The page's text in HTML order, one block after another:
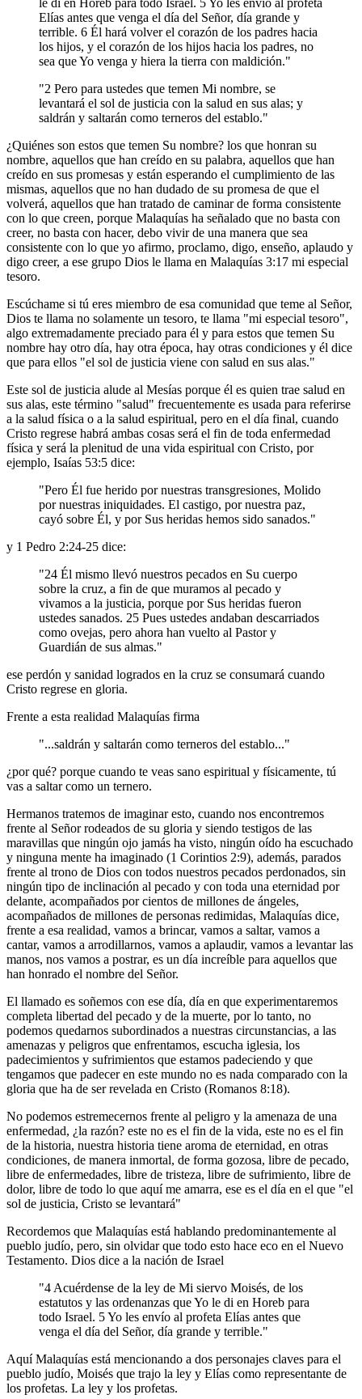
Elías antes que venga el día del Señor, día grande y
terrible. 6 Él hará volver el corazón de los padres hacia
los hijos, y el corazón de los hijos hacia los padres, no
sea que Yo venga y hiera la tierra con maldición."
"2 Pero para ustedes que temen Mi nombre, se
levantará el sol de justicia con la salud en sus alas; y
saldrán y saltarán como terneros del establo."
¿Quiénes son estos que temen Su nombre? los que honran su
nombre, aquellos que han creído en su palabra, aquellos que han
creído en sus promesas y están esperando el cumplimiento de las
mismas, aquellos que no han dudado de su promesa de que el
volverá, aquellos que han tratado de caminar de forma consistente
con lo que creen, porque Malaquías ha señalado que no basta con
creer, no basta con hacer, debo vivir de una manera que sea
consistente con lo que yo afirmo, proclamo, digo, enseño, aplaudo y
digo creer, a ese grupo Dios le llama en Malaquías 3:17 mi especial
tesoro.
Escúchame si tú eres miembro de esa comunidad que teme al Señor,
Dios te llama no solamente un tesoro, te llama "mi especial tesoro",
algo extremadamente preciado para él y para estos que temen Su
nombre hay otro día, hay otra época, hay otras condiciones y él dice
que para ellos "el sol de justicia viene con salud en sus alas."
Este sol de justicia alude al Mesías porque él es quien trae salud en
sus alas, este término "salud" frecuentemente es usada para referirse
a la salud física o a la salud espiritual, pero en el día final, cuando
Cristo regrese habrá ambas cosas será el fin de toda enfermedad
física y será la plenitud de una vida espiritual con Cristo, por
ejemplo, Isaías 53:5 dice:
"Pero Él fue herido por nuestras transgresiones, Molido
por nuestras iniquidades. El castigo, por nuestra paz,
cayó sobre Él, y por Sus heridas hemos sido sanados."
y 1 Pedro 2:24-25 dice:
"24 Él mismo llevó nuestros pecados en Su cuerpo
sobre la cruz, a fin de que muramos al pecado y
vivamos a la justicia, porque por Sus heridas fueron
ustedes sanados. 25 Pues ustedes andaban descarriados
como ovejas, pero ahora han vuelto al Pastor y
Guardián de sus almas."
ese perdón y sanidad logrados en la cruz se consumará cuando
Cristo regrese en gloria.
Frente a esta realidad Malaquías firma
"...saldrán y saltarán como terneros del establo..."
¿por qué? porque cuando te veas sano espiritual y físicamente, tú
vas a saltar como un ternero.
Hermanos tratemos de imaginar esto, cuando nos encontremos
frente al Señor rodeados de su gloria y siendo testigos de las
maravillas que ningún ojo jamás ha visto, ningún oído ha escuchado
y ninguna mente ha imaginado (1 Corintios 2:9), además, parados
frente al trono de Dios con todos nuestros pecados perdonados, sin
ningún tipo de inclinación al pecado y con toda una eternidad por
delante, acompañados por cientos de millones de ángeles,
acompañados de millones de personas redimidas, Malaquías dice,
frente a esa realidad, vamos a brincar, vamos a saltar, vamos a
cantar, vamos a arrodillarnos, vamos a aplaudir, vamos a levantar las
manos, nos vamos a postrar, es un día increíble para aquellos que
han honrado el nombre del Señor.
El llamado es soñemos con ese día, día en que experimentaremos
completa libertad del pecado y de la muerte, por lo tanto, no
podemos quedarnos subordinados a nuestras circunstancias, a las
amenazas y peligros que enfrentamos, escucha iglesia, los
padecimientos y sufrimientos que estamos padeciendo y que
tengamos que padecer en este mundo no es nada comparado con la
gloria que ha de ser revelada en Cristo (Romanos 8:18).
No podemos estremecernos frente al peligro y la amenaza de una
enfermedad, ¿la razón? este no es el fin de la vida, este no es el fin
de la historia, nuestra historia tiene aroma de eternidad, en otras
condiciones, de manera inmortal, de forma gozosa, libre de pecado,
libre de enfermedades, libre de tristeza, libre de sufrimiento, libre de
dolor, libre de todo lo que aquí me amarra, ese es el día en el que "el
sol de justicia, Cristo se levantará"
Recordemos que Malaquías está hablando predominantemente al
pueblo judío, pero, sin olvidar que todo esto hace eco en el Nuevo
Testamento. Dios dice a la nación de Israel
"4 Acuérdense de la ley de Mi siervo Moisés, de los
estatutos y las ordenanzas que Yo le di en Horeb para
todo Israel. 5 Yo les envío al profeta Elías antes que
venga el día del Señor, día grande y terrible."
Aquí Malaquías está mencionando a dos personajes claves para el
pueblo judío, Moisés que trajo la ley y Elías como representante de
los profetas. La ley y los profetas.